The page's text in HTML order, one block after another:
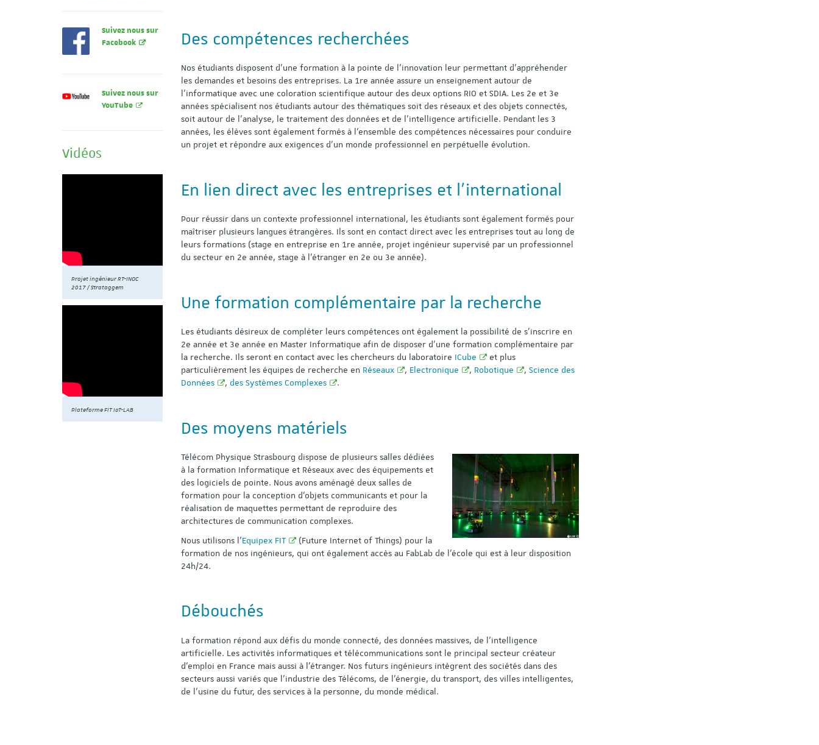
Suivez nous sur
Facebook
Suivez nous sur
YouTube
Vidéos
Projet ingénieur RT-INOC
2017 / Strataggem
Plateforme FIT IoT-LAB
Des compétences recherchées
Nos étudiants disposent d’une formation à la pointe de l’innovation leur permettant d’appréhender
les demandes et besoins des entreprises. La 1re année assure un enseignement autour de
l’informatique avec une coloration scientifique autour des deux options RIO et SDIA. Les 2e et 3e
années spécialisent nos étudiants autour des thématiques soit des réseaux et des objets connectés,
soit autour de l’analyse, le traitement des données et de l’intelligence artificielle. Pendant les 3
années, les élèves sont également formés à l’ensemble des compétences nécessaires pour conduire
un projet et répondre aux exigences d’un monde professionnel en perpétuelle évolution.
En lien direct avec les entreprises et l’international
Pour réussir dans un contexte professionnel international, les étudiants sont également formés pour
maîtriser plusieurs langues étrangères. Ils sont en contact direct avec les entreprises tout au long de
leurs formations (stage en entreprise en 1re année, projet ingénieur supervisé par un professionnel
du secteur en 2e année, stage à l’étranger en 2e ou 3e année).
Une formation complémentaire par la recherche
Les étudiants désireux de compléter leurs compétences ont également la possibilité de s’inscrire en
2e année et 3e année en Master Informatique afin de disposer d’une formation complémentaire par
la recherche. Ils seront en contact avec les chercheurs du laboratoire ICube
et plus
particulièrement les équipes de recherche en Réseaux , Electronique , Robotique , Science des
Données
, des Systèmes Complexes .
Des moyens matériels
Télécom Physique Strasbourg dispose de plusieurs salles dédiées
à la formation Informatique et Réseaux avec des équipements et
des logiciels de pointe. Nous avons aménagé deux salles de
formation pour la conception d’objets communicants et pour la
réalisation de maquettes permettant de reproduire des
architectures de communication complexes.
Nous utilisons l’Equipex FIT
(Future Internet of Things) pour la
formation de nos ingénieurs, qui ont également accès au FabLab de l’école qui est à leur disposition
24h/24.
Débouchés
La formation répond aux défis du monde connecté, des données massives, de l’intelligence
artificielle. Les activités informatiques et télécommunications sont le principal secteur créateur
d’emploi en France mais aussi à l’étranger. Nos futurs ingénieurs intègrent des sociétés dans des
secteurs aussi variés que l’industrie des Télécoms, de l’énergie, du transport, des villes intelligentes,
de l’usine du futur, des services à la personne, du monde médical.